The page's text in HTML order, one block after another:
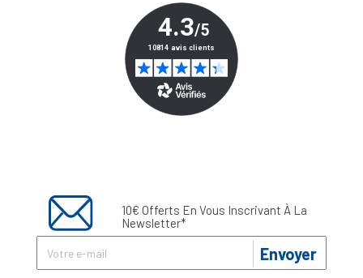
10€ Offerts En Vous Inscrivant À La
Newsletter*
Envoyer